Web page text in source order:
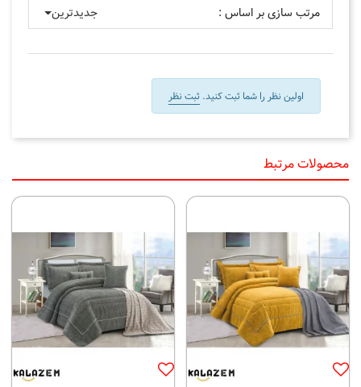
مرتب سازی بر اساس : جدیدترین
اولین نظر را شما ثبت کنید. ثبت نظر
محصولات مرتبط